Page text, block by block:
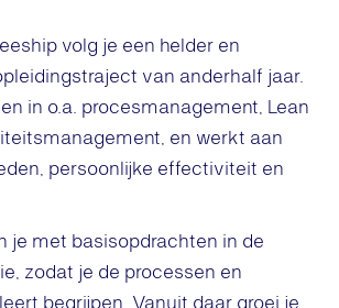
volg je een helder en
van anderhalf jaar.
in o.a. procesmanagement, Lean
en werkt aan
persoonlijke effectiviteit en
je met basisopdrachten in de
zodat je de processen en
begrijpen. Vanuit daar groei je